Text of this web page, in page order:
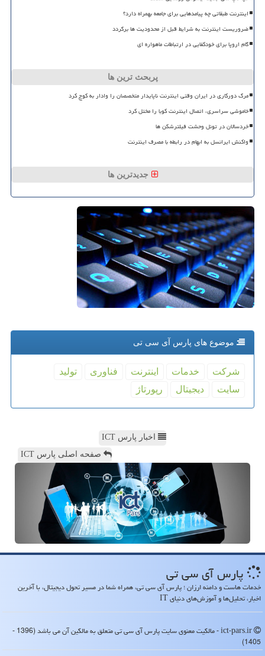
اینترنت طبقاتی چه پیامدهایی برای جامعه بهمراه دارد؟
ضروریست اینترنت به شرایط قبل از محدودیت ها برگردد
گام اروپا برای خودکفایی در ارتباطات ماهواره ای
پربحث ترین ها
مرگ دورکاری در ایران وقتی اینترنت ناپایدار متخصصان را وادار به کوچ کرد
خاموشی سراسری، اتصال اینترنت کوبا را مختل کرد
خردسالان در تونل وحشت فیلترشکن ها
واکنش ایرانسل به ابهام در رابطه با مصرف اینترنت
جدیدترین ها
موضوع های پارس آی سی تی
شركت خدمات اینترنت فناوری
تولید
سایت
دیجیتال رپورتاژ
اخبار پارس ICT
صفحه اصلی پارس ICT
پارس آی سی تی
خدمات هاست و دامنه ارزان ؛ پارس آی سی تی، همراه شما در مسیر تحول دیجیتال، با آخرین
اخبار، تحلیل‌ها و آموزش‌های دنیای IT
ict-pars.ir - مالکیت معنوی سایت پارس آی سی تی متعلق به مالکین آن می باشد (1396 -
1405)